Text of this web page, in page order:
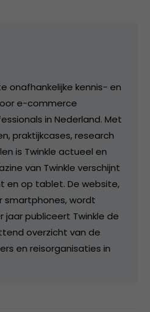
onafhankelijke kennis- en
e-commerce
in Nederland. Met
praktijkcases, research
is Twinkle actueel en
van Twinkle verschijnt
en op tablet. De website,
smartphones, wordt
jaar publiceert Twinkle de
overzicht van de
en reisorganisaties in